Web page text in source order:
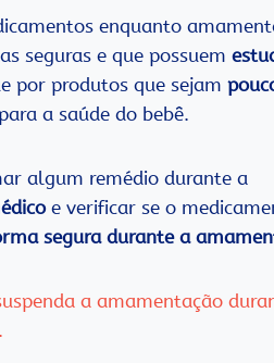
enquanto
seguras e que possuem
por produtos que sejam
a saúde do bebê.
algum remédio durante a
e verificar se o
segura durante a
a amamentação